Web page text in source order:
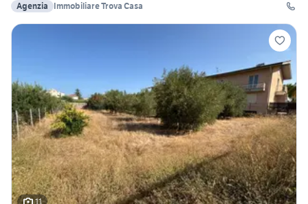
Agenzia
Immobiliare Trova Casa
11